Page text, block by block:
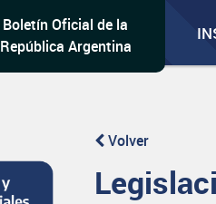
Boletín Oficial de la
República Argentina
Volver